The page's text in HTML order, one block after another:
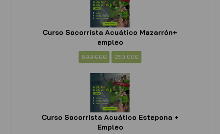
Curso Socorrista Acuático Mazarrón+
empleo
500.00€ 259.00€
Curso Socorrista Acuático Estepona +
Empleo